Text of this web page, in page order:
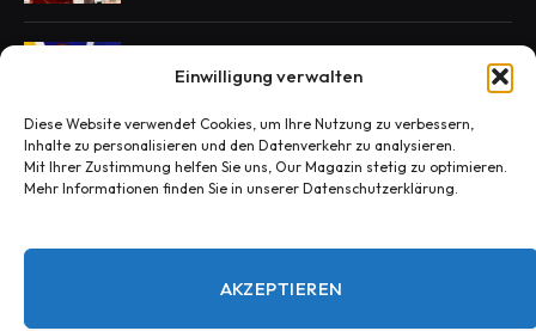
Einwilligung verwalten
Diese Website verwendet Cookies, um Ihre Nutzung zu verbessern,
Inhalte zu personalisieren und den Datenverkehr zu analysieren.
Mit Ihrer Zustimmung helfen Sie uns, Our Magazin stetig zu optimieren.
Mehr Informationen finden Sie in unserer Datenschutzerklärung.
AKZEPTIEREN
Medien berichten, offiziell nichts bestätigt
OCTOBER 29, 2025
Konny Reimann Todesursache? Die
OCTOBER 30, 2025